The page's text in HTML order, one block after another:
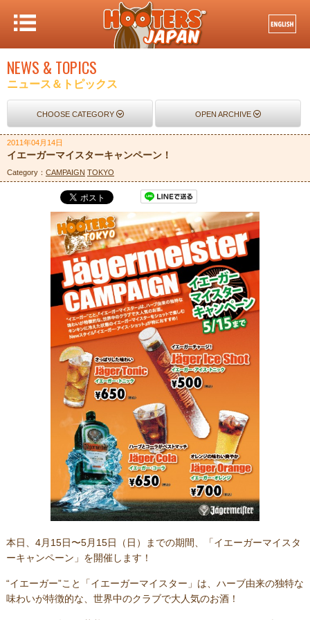
NEWS & TOPICS
ニュース＆トピックス
CHOOSE CATEGORY OPEN ARCHIVE
2011年04月14日
イエーガーマイスターキャンペーン！
Category： CAMPAIGN TOKYO
本日、4月15日〜5月15日（日）までの期間、「イエーガーマイスタ
ーキャンペーン」を開催します！
“イエーガー”こと「イエーガーマイスター」は、ハーブ由来の独特な
味わいが特徴的な、世界中のクラブで大人気のお酒！